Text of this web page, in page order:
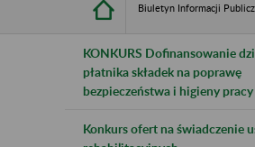
Biuletyn Informacji
KONKURS Dofinansowanie
płatnika składek na poprawę
bezpieczeństwa i higieny pracy
Konkurs ofert na świadczenie